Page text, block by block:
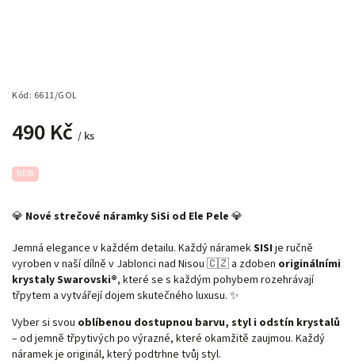
Kód: 6611/GOL
490 Kč / ks
💎 Nové strečové náramky SiSi od Ele Pele 💎
Jemná elegance v každém detailu. Každý náramekSISI je ručně
vyroben v naší dílně v Jablonci nad Nisou 🇨🇿 a zdoben originálními
krystaly Swarovski®, které se s každým pohybem rozehrávají
třpytem a vytvářejí dojem skutečného luxusu. ✨
Vyber si svou oblíbenou dostupnou barvu, styl i odstín krystalů
– od jemně třpytivých po výrazné, které okamžitě zaujmou. Každý
náramek je originál, který podtrhne tvůj styl.
NEW